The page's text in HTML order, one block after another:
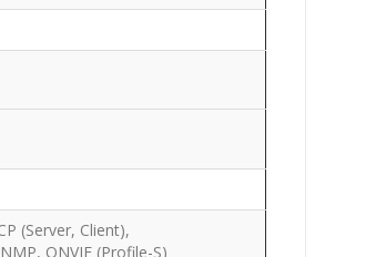
(Server, Client),
ONVIF (Profile-S)